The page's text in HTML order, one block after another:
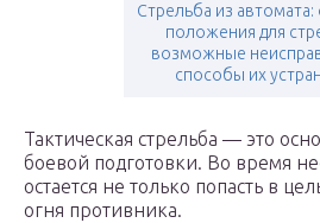
Стрельба из
положения для
возможные
способы их
Тактическая стрельба — это
боевой подготовки. Во время
остается не только попасть в
огня противника.